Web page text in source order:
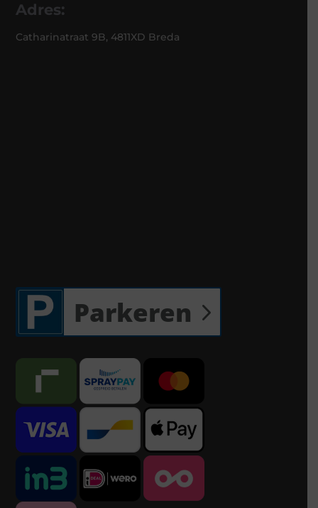
Adres:
Catharinatraat 9B, 4811XD Breda
Parkeren